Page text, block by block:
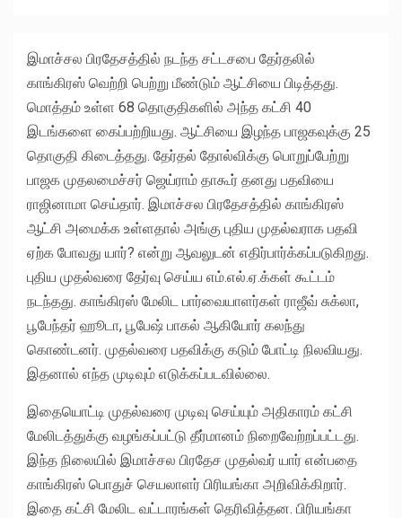
இமாச்சல பிரதேசத்தில் நடந்த சட்டசபை தேர்தலில்
காங்கிரஸ் வெற்றி பெற்று மீண்டும் ஆட்சியை பிடித்தது.
மொத்தம் உள்ள 68 தொகுதிகளில் அந்த கட்சி 40
இடங்களை கைப்பற்றியது. ஆட்சியை இழந்த பாஜகவுக்கு 25
தொகுதி கிடைத்தது. தேர்தல் தோல்விக்கு பொறுப்பேற்று
பாஜக முதலமைச்சர் ஜெய்ராம் தாகூர் தனது பதவியை
ராஜினாமா செய்தார். இமாச்சல பிரதேசத்தில் காங்கிரஸ்
ஆட்சி அமைக்க உள்ளதால் அங்கு புதிய முதல்வராக பதவி
ஏற்க போவது யார்? என்று ஆவலுடன் எதிர்பார்க்கப்படுகிறது.
புதிய முதல்வரை தேர்வு செய்ய எம்.எல்.ஏ.க்கள் கூட்டம்
நடந்தது. காங்கிரஸ் மேலிட பார்வையாளர்கள் ராஜீவ் சுக்லா,
பூபேந்தர் ஹூடா, பூபேஷ் பாகல் ஆகியோர் கலந்து
கொண்டனர். முதல்வரை பதவிக்கு கடும் போட்டி நிலவியது.
இதனால் எந்த முடிவும் எடுக்கப்படவில்லை.
இதையொட்டி முதல்வரை முடிவு செய்யும் அதிகாரம் கட்சி
மேலிடத்துக்கு வழங்கப்பட்டு தீர்மானம் நிறைவேற்றப்பட்டது.
இந்த நிலையில் இமாச்சல பிரதேச முதல்வர் யார் என்பதை
காங்கிரஸ் பொதுச் செயலாளர் பிரியங்கா அறிவிக்கிறார்.
இதை கட்சி மேலிட வட்டாரங்கள் தெரிவித்தன. பிரியங்கா